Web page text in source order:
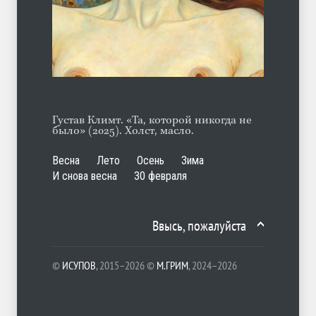
ЛЕТО 03.08.2026
Густав Климт. «Та, которой никогда не
было» (2025). Холст, масло.
Весна Лето Осень
Зима
И снова весна
30 февраля
Ввысь, пожалуйста
© ИСУПОВ, 2015–2026 © М.ГРИМ, 2024–2026